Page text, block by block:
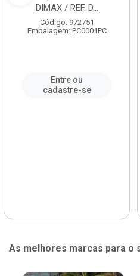
DIMAX / REF. D...
Código: 972751
Embalagem: PC0001PC
Entre ou
cadastre-se
As melhores marcas para o